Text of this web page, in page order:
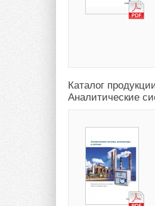
Каталог
Аналитические